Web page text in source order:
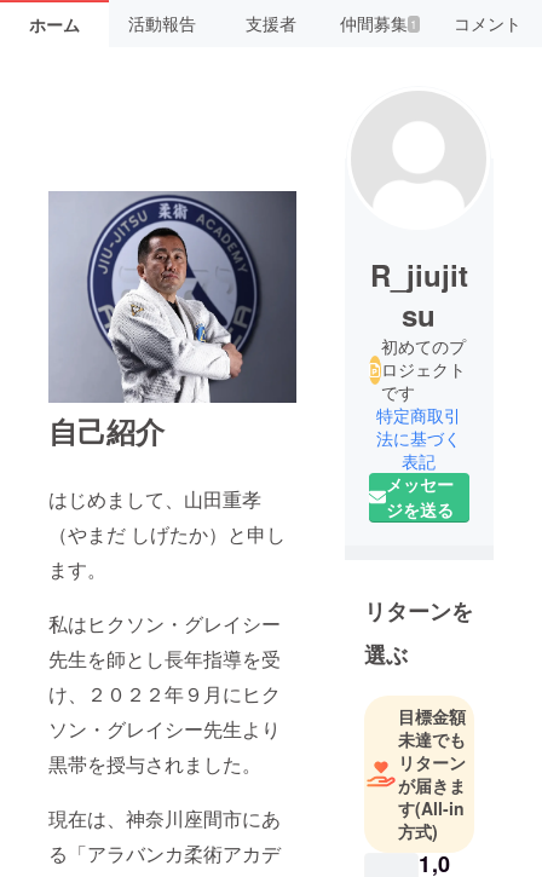
ホーム 活動報告 支援者 仲間募集 1 コメント
自己紹介
はじめまして、山田重孝
（やまだ しげたか）と申し
ます。
私はヒクソン・グレイシー
先生を師とし長年指導を受
け、２０２２年９月にヒク
ソン・グレイシー先生より
黒帯を授与されました。
現在は、神奈川座間市にあ
る「アラバンカ柔術アカデ
R_jiujit
su
初めてのプ
ロジェクト
です
特定商取引
法に基づく
表記
メッセー
ジを送る
リターンを
選ぶ
目標金額
未達でも
リターン
が届きま
す(All-in
方式)
1,0